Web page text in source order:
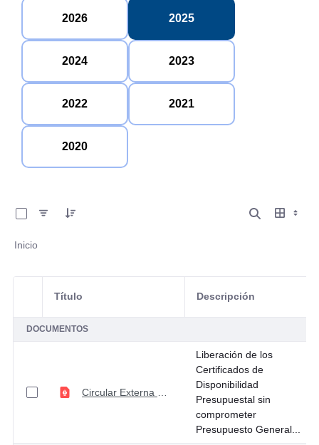
2026 2025
2024 2023
2022 2021
2020
Inicio
Selección del elemento
Título Descripción
DOCUMENTOS
Liberación de los
Certificados de
Disponibilidad
Presupuestal sin
comprometer
Presupuesto General...